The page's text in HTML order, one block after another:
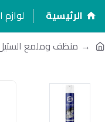
الرئيسية لوازم
منظف وملمع الستيل